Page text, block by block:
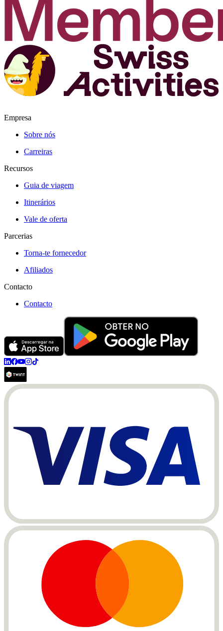
Empresa
Sobre nós
Carreiras
Recursos
Guia de viagem
Itinerários
Vale de oferta
Parcerias
Torna-te fornecedor
Afiliados
Contacto
Contacto